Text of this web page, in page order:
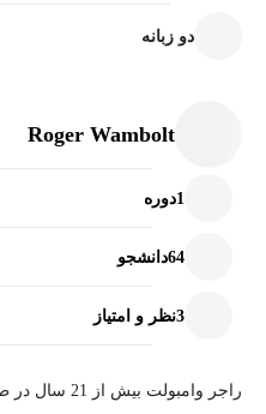
دو زبانه
Roger Wambolt
1دوره
64دانشجو
3نظر و امتیاز
راجر